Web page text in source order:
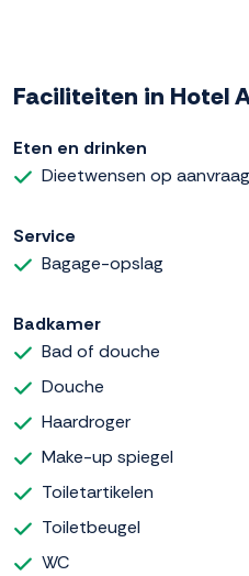
Faciliteiten in Hotel
Eten en drinken
Dieetwensen op aanvraag
Service
Bagage-opslag
Badkamer
Bad of douche
Douche
Haardroger
Make-up spiegel
Toiletartikelen
Toiletbeugel
WC